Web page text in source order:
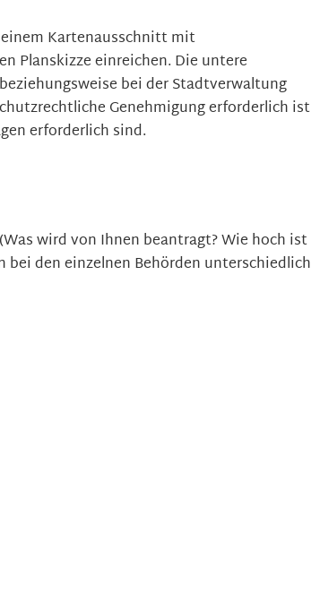
Kartenausschnitt mit
Planskizze einreichen. Die untere
bei der Stadtverwaltung
Genehmigung erforderlich ist
erforderlich sind.
wird von Ihnen beantragt? Wie hoch ist
bei den einzelnen Behörden unterschiedlich